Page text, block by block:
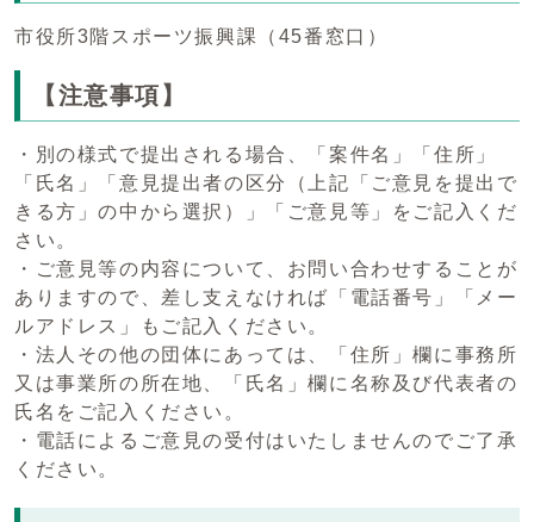
市役所3階スポーツ振興課（45番窓口）
【注意事項】
・別の様式で提出される場合、「案件名」「住所」
「氏名」「意見提出者の区分（上記「ご意見を提出で
きる方」の中から選択）」「ご意見等」をご記入くだ
さい。
・ご意見等の内容について、お問い合わせすることが
ありますので、差し支えなければ「電話番号」「メー
ルアドレス」もご記入ください。
・法人その他の団体にあっては、「住所」欄に事務所
又は事業所の所在地、「氏名」欄に名称及び代表者の
氏名をご記入ください。
・電話によるご意見の受付はいたしませんのでご了承
ください。